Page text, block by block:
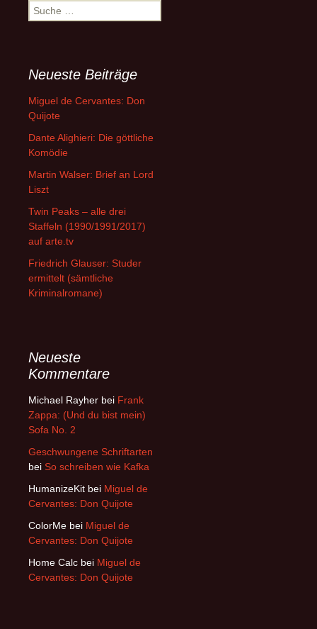
Suche
nach:
Neueste Beiträge
Miguel de Cervantes: Don
Quijote
Dante Alighieri: Die göttliche
Komödie
Martin Walser: Brief an Lord
Liszt
Twin Peaks – alle drei
Staffeln (1990/1991/2017)
auf arte.tv
Friedrich Glauser: Studer
ermittelt (sämtliche
Kriminalromane)
Neueste
Kommentare
Michael Rayher bei Frank
Zappa: (Und du bist mein)
Sofa No. 2
Geschwungene Schriftarten
bei So schreiben wie Kafka
HumanizeKit bei Miguel de
Cervantes: Don Quijote
ColorMe bei Miguel de
Cervantes: Don Quijote
Home Calc bei Miguel de
Cervantes: Don Quijote